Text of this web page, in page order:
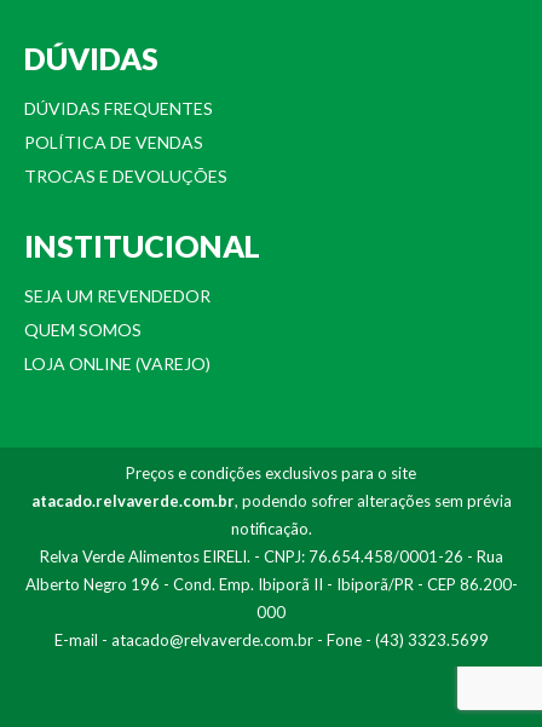
DÚVIDAS
DÚVIDAS FREQUENTES
POLÍTICA DE VENDAS
TROCAS E DEVOLUÇÕES
INSTITUCIONAL
SEJA UM REVENDEDOR
QUEM SOMOS
LOJA ONLINE (VAREJO)
Preços e condições exclusivos para o site
atacado.relvaverde.com.br, podendo sofrer alterações sem prévia
notificação.
Relva Verde Alimentos EIRELI. - CNPJ: 76.654.458/0001-26 - Rua
Alberto Negro 196 - Cond. Emp. Ibiporã II - Ibiporã/PR - CEP 86.200-
000
E-mail - atacado@relvaverde.com.br- Fone - (43) 3323.5699